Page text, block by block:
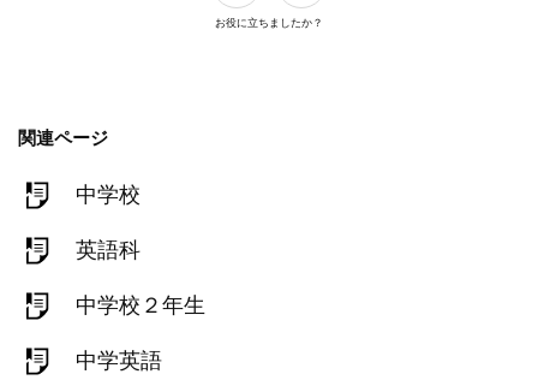
お役に立ちましたか？
関連ページ
中学校
英語科
中学校２年生
中学英語